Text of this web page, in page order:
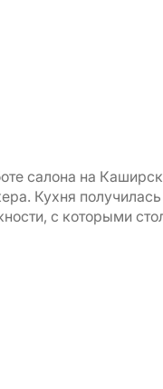
салона на
Кухня
с которыми